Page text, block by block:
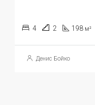
4 2 198 м²
Денис Бойко